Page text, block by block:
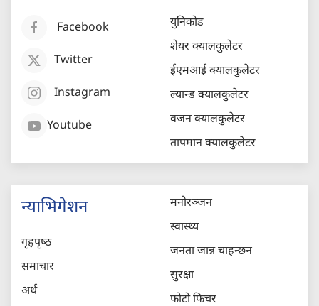
Facebook
Twitter
Instagram
Youtube
युनिकोड
शेयर क्यालकुलेटर
ईएमआई क्यालकुलेटर
ल्यान्ड क्यालकुलेटर
वजन क्यालकुलेटर
तापमान क्यालकुलेटर
न्याभिगेशन
गृहपृष्‍ठ
समाचार
अर्थ
मनोरञ्जन
स्वास्थ्य
जनता जान्न चाहन्छन
सुरक्षा
फोटो फिचर